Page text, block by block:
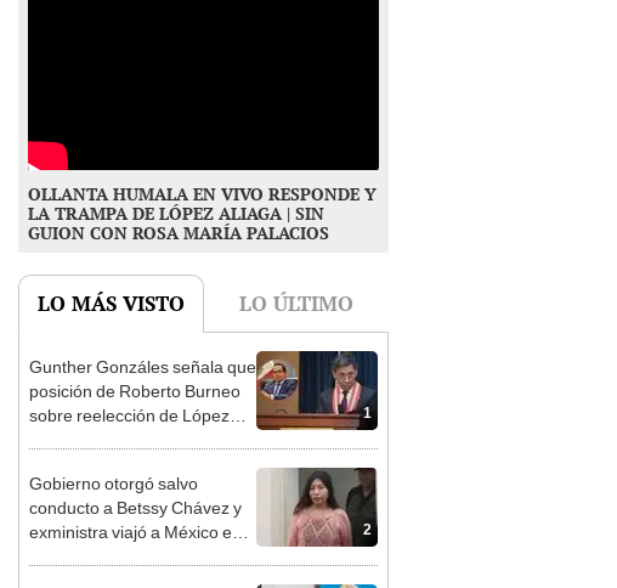
OLLANTA HUMALA EN VIVO RESPONDE Y
LA TRAMPA DE LÓPEZ ALIAGA | SIN
GUION CON ROSA MARÍA PALACIOS
LO MÁS VISTO LO ÚLTIMO
1
Gunther Gonzáles señala que
posición de Roberto Burneo
sobre reelección de López
2
Gobierno otorgó salvo
conducto a Betssy Chávez y
exministra viajó a México en